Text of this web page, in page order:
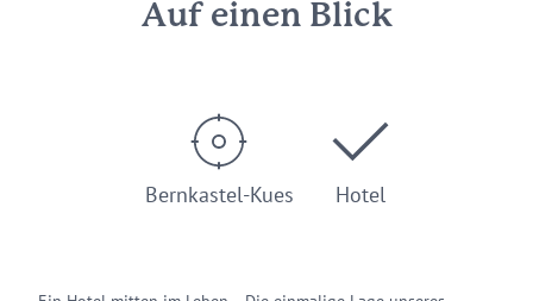
Auf einen Blick
Bernkastel-Kues Hotel